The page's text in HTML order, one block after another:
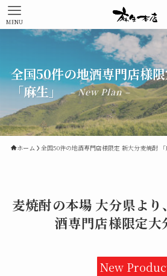
MENU
全国50件の地酒専門店様
「麻生」
– New Plan –
ホーム 全国50件の地酒専門店様限定 新大分麦焼酎 「
麦焼酎の本場 大分県よ
酒専門店様限定大
New